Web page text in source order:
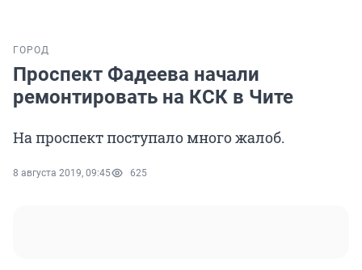
ГОРОД
Проспект Фадеева начали
ремонтировать на КСК в Чите
На проспект поступало много жалоб.
8 августа 2019, 09:45 625